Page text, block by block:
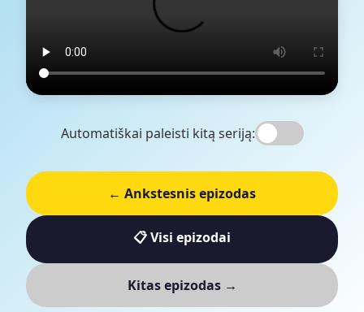
Automatiškai paleisti kitą seriją:
← Ankstesnis epizodas
📋 Visi epizodai
Kitas epizodas →